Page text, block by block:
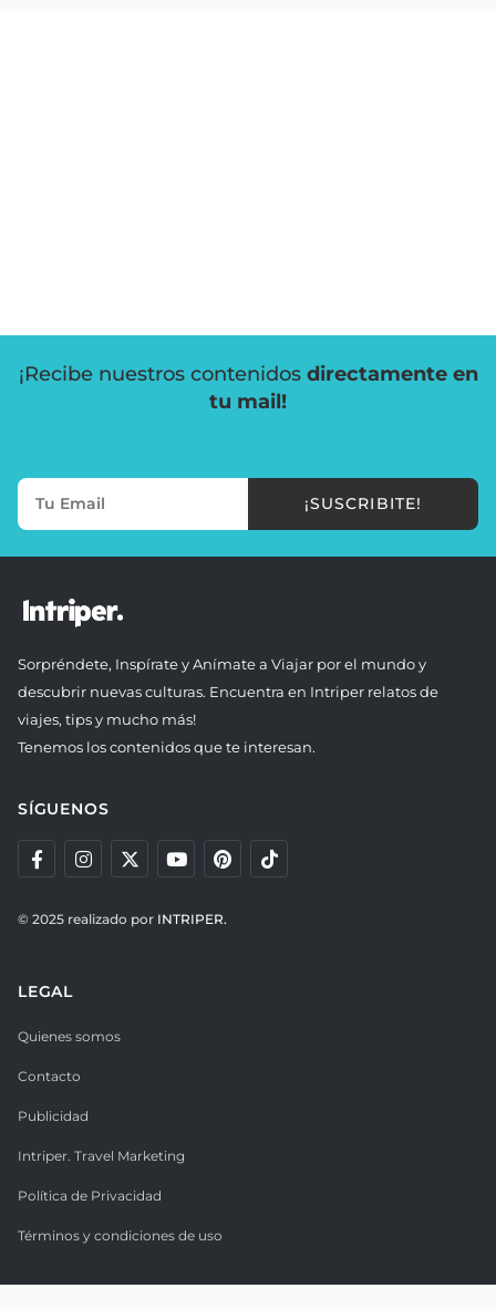
¡Recibe nuestros contenidos directamente en
tu mail!
¡SUSCRIBITE!
Sorpréndete, Inspírate y Anímate a Viajar por el mundo y
descubrir nuevas culturas. Encuentra en Intriper relatos de
viajes, tips y mucho más!
Tenemos los contenidos que te interesan.
SÍGUENOS
© 2025 realizado por INTRIPER.
LEGAL
Quienes somos
Contacto
Publicidad
Intriper. Travel Marketing
Política de Privacidad
Términos y condiciones de uso